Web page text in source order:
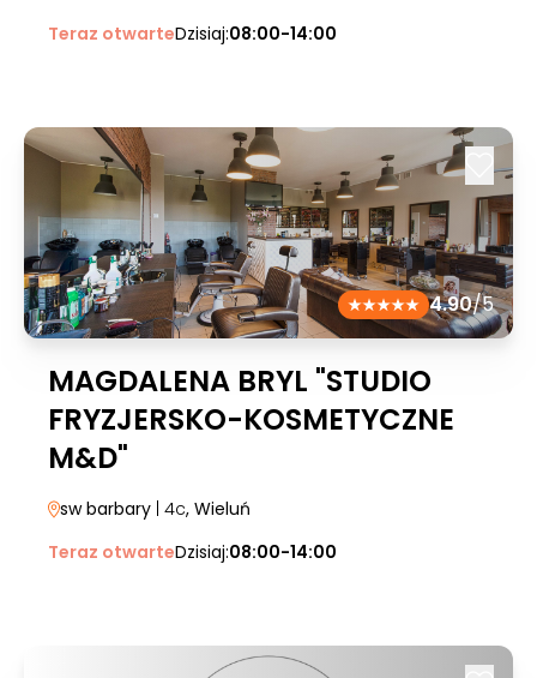
Teraz otwarteDzisiaj:08:00-14:00
4.90/5
MAGDALENA BRYL "STUDIO
FRYZJERSKO-KOSMETYCZNE
M&D"
sw barbary | 4c, Wieluń
Teraz otwarteDzisiaj:08:00-14:00